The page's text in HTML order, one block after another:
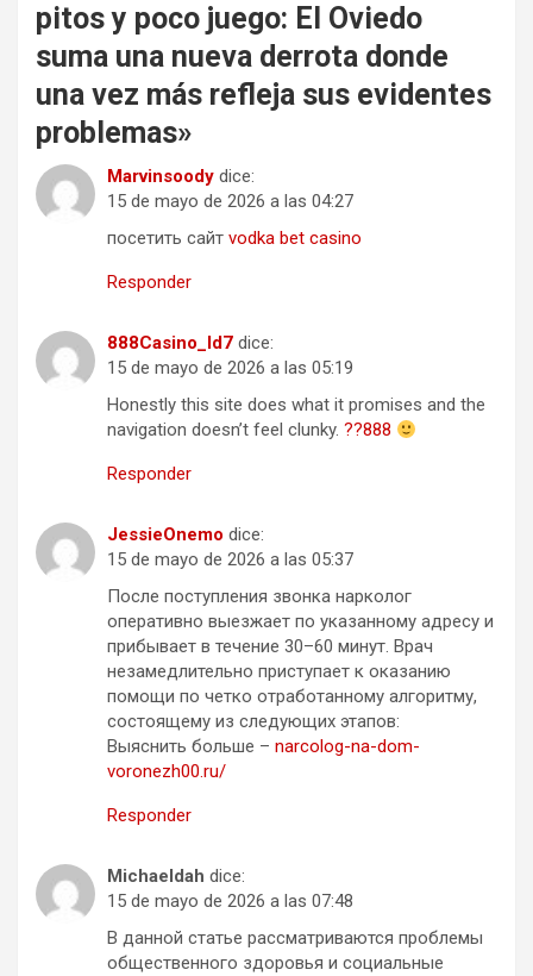
pitos y poco juego: El Oviedo
suma una nueva derrota donde
una vez más refleja sus evidentes
problemas»
Marvinsoody dice:
15 de mayo de 2026 a las 04:27
посетить сайт vodka bet casino
Responder
888Casino_ld7 dice:
15 de mayo de 2026 a las 05:19
Honestly this site does what it promises and the
navigation doesn’t feel clunky. ??888
Responder
JessieOnemo dice:
15 de mayo de 2026 a las 05:37
После поступления звонка нарколог
оперативно выезжает по указанному адресу и
прибывает в течение 30–60 минут. Врач
незамедлительно приступает к оказанию
помощи по четко отработанному алгоритму,
состоящему из следующих этапов:
Выяснить больше – narcolog-na-dom-
voronezh00.ru/
Responder
Michaeldah dice:
15 de mayo de 2026 a las 07:48
В данной статье рассматриваются проблемы
общественного здоровья и социальные